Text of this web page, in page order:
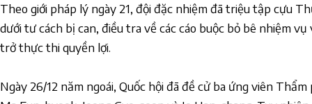
Theo giới pháp lý ngày 21, đội đặc nhiệm đã triệu tập cựu
dưới tư cách bị can, điều tra về các cáo buộc bỏ bê nhiệm
trở thực thi quyền lợi.
Ngày 26/12 năm ngoái, Quốc hội đã đề cử ba ứng viên